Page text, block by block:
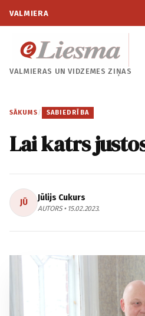
VALMIERA
VALMIERAS UNVIDZEMES ZIŅAS
SĀKUMS / SABIEDRĪBA
Lai katrs
JŪ Jūlijs Cukurs
AUTORS • 15.02.2023.